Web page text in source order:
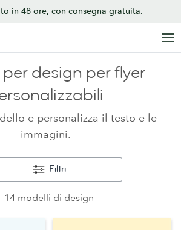
in 48 ore, con consegna gratuita.
design per flyer
e personalizza il testo e le
immagini.
Filtri
14 modelli di design